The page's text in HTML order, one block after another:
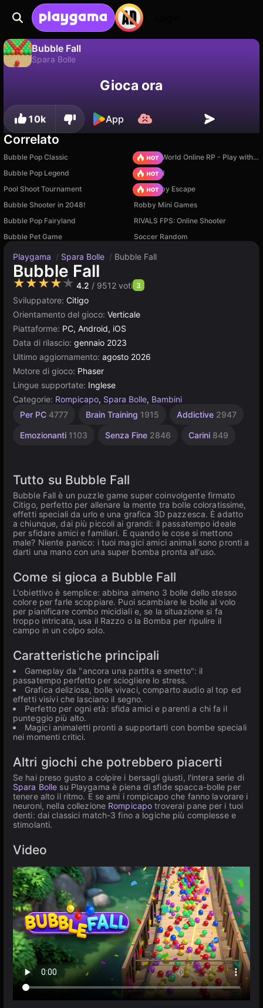
Bubble Fall
Spara Bolle
Salva i progressi!Gioca ora
10k App
Correlato
Bubble Pop Classic
Sprunki World Online RP - Play with Friends!
Bubble Pop Legend
TB World
Pool Shoot Tournament
Your Obby Escape
Bubble Shooter in 2048!
Robby Mini Games
Bubble Pop Fairyland
RIVALS FPS: Online Shooter
Bubble Pet Game
Soccer Random
Playgama / Spara Bolle / Bubble Fall
Bubble Fall
★★★★★ 4.2 / 9512 voti 3
Sviluppatore: Citigo
Orientamento del gioco: Verticale
Piattaforme: PC, Android, iOS
Data di rilascio: gennaio 2023
Ultimo aggiornamento: agosto 2026
Motore di gioco: Phaser
Lingue supportate: Inglese
Categorie: Rompicapo, Spara Bolle, Bambini
Per PC 4777 Brain Training 1915 Addictive 2947
Emozionanti 1103 Senza Fine 2846 Carini 849
Desktop
Per 1
4173
Geometria
Alta
3566
Semplici
Browser
Tutto su Bubble Fall
Bubble Fall è un puzzle game super coinvolgente firmato
Citigo, perfetto per allenare la mente tra bolle coloratissime,
effetti speciali da urlo e una grafica 3D pazzesca. È adatto
a chiunque, dai più piccoli ai grandi: il passatempo ideale
per sfidare amici e familiari. E quando le cose si mettono
male? Niente panico: i tuoi magici amici animali sono pronti a
darti una mano con una super bomba pronta all'uso.
Come si gioca a Bubble Fall
L'obiettivo è semplice: abbina almeno 3 bolle dello stesso
colore per farle scoppiare. Puoi scambiare le bolle al volo
per pianificare combo micidiali e, se la situazione si fa
troppo intricata, usa il Razzo o la Bomba per ripulire il
campo in un colpo solo.
Caratteristiche principali
Gameplay da "ancora una partita e smetto": il
passatempo perfetto per sciogliere lo stress.
Grafica deliziosa, bolle vivaci, comparto audio al top ed
effetti visivi che lasciano il segno.
Perfetto per ogni età: sfida amici e parenti a chi fa il
punteggio più alto.
Magici animaletti pronti a supportarti con bombe speciali
nei momenti critici.
Altri giochi che potrebbero piacerti
Se hai preso gusto a colpire i bersagli giusti, l'intera serie di
Spara Bolle su Playgama è piena di sfide spacca-bolle per
tenere alto il ritmo. E se ami i rompicapo che fanno lavorare i
neuroni, nella collezione Rompicapo troverai pane per i tuoi
denti: dai classici match-3 fino a logiche più complesse e
stimolanti.
Video